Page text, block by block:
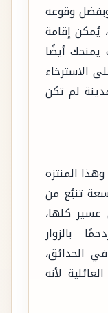
وبفضل وقوعه
يُمكن إقامة
يمنحك أيضًا
الاسترخاء
لم تكن
المنتزه
تنبُع من
كلها،
بالزوار
في الحدائق،
لأنه